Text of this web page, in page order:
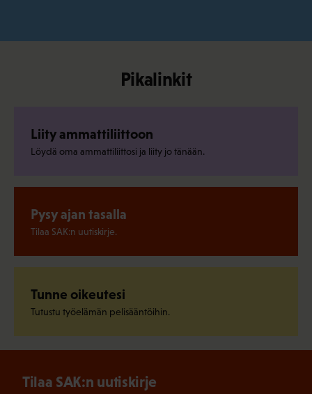
Pikalinkit
Liity ammattiliittoon
Löydä oma ammattiliittosi ja liity jo tänään.
Pysy ajan tasalla
Tilaa SAK:n uutiskirje.
Tunne oikeutesi
Tutustu työelämän pelisääntöihin.
Tilaa SAK:n uutiskirje